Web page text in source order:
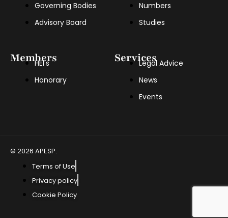
Governing Bodies
Advisory Board
Members
HEI's
Honorary
Numbers
Studies
ServicesLegal Advice
News
Events
© 2026 APESP.
Terms of Use
Privacy policy
Cookie Policy